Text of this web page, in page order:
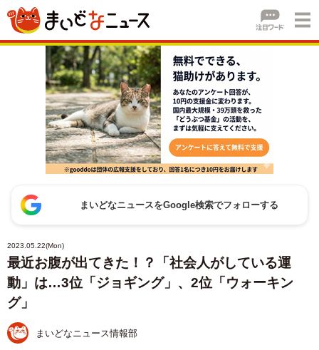
まいどなニュースをGoogle検索でフォローする
2023.05.22(Mon)
最近お腹が出てきた！？「社会人がしている運
動」は…3位「ジョギング」、2位「ウォーキン
グ」
まいどなニュース情報部